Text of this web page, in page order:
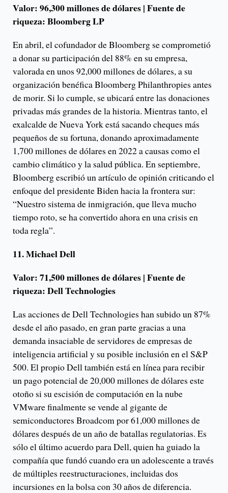
Valor: 96,300 millones de dólares | Fuente de
riqueza: Bloomberg LP
En abril, el cofundador de Bloomberg se comprometió
a donar su participación del 88% en su empresa,
valorada en unos 92,000 millones de dólares, a su
organización benéfica Bloomberg Philanthropies antes
de morir. Si lo cumple, se ubicará entre las donaciones
privadas más grandes de la historia. Mientras tanto, el
exalcalde de Nueva York está sacando cheques más
pequeños de su fortuna, donando aproximadamente
1,700 millones de dólares en 2022 a causas como el
cambio climático y la salud pública. En septiembre,
Bloomberg escribió un artículo de opinión criticando el
enfoque del presidente Biden hacia la frontera sur:
“Nuestro sistema de inmigración, que lleva mucho
tiempo roto, se ha convertido ahora en una crisis en
toda regla”.
11. Michael Dell
Valor: 71,500 millones de dólares | Fuente de
riqueza: Dell Technologies
Las acciones de Dell Technologies han subido un 87%
desde el año pasado, en gran parte gracias a una
demanda insaciable de servidores de empresas de
inteligencia artificial y su posible inclusión en el S&P
500. El propio Dell también está en línea para recibir
un pago potencial de 20,000 millones de dólares este
otoño si su escisión de computación en la nube
VMware finalmente se vende al gigante de
semiconductores Broadcom por 61,000 millones de
dólares después de un año de batallas regulatorias. Es
sólo el último acuerdo para Dell, quien ha guiado la
compañía que fundó cuando era un adolescente a través
de múltiples reestructuraciones, incluidas dos
incursiones en la bolsa con 30 años de diferencia.